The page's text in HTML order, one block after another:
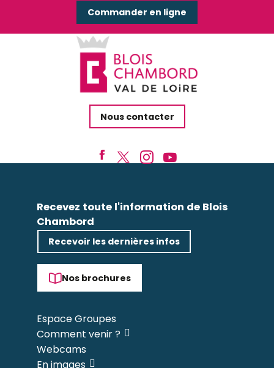
Commander en ligne
Nous contacter
Recevez toute l'information de Blois
Chambord
Recevoir les dernières infos
Nos brochures
Espace Groupes
Comment venir ?
Webcams
En images